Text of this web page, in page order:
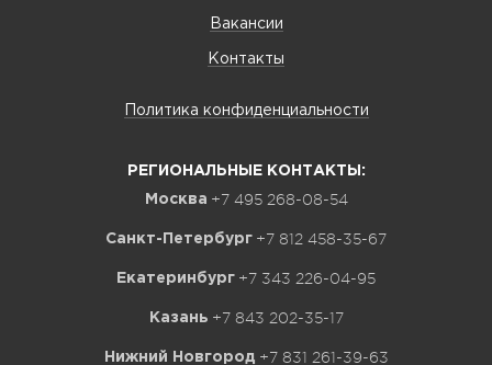
Вакансии
Контакты
Политика конфиденциальности
РЕГИОНАЛЬНЫЕ КОНТАКТЫ:
Москва +7 495 268-08-54
Санкт-Петербург +7 812 458-35-67
Екатеринбург +7 343 226-04-95
Казань +7 843 202-35-17
Нижний Новгород +7 831 261-39-63